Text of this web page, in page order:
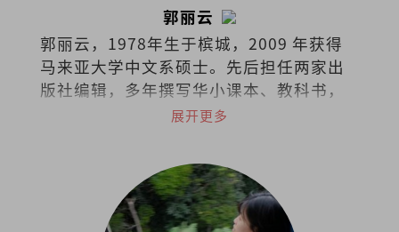
郭丽云
郭丽云，1978年生于槟城，2009 年获得
马来亚大学中文系硕士。先后担任两家出
版社编辑，多年撰写华小课本、教科书，
展开更多